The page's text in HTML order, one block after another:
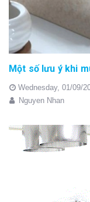
Một số lưu ý khi
Wednesday, 01/09/
Nguyen Nhan